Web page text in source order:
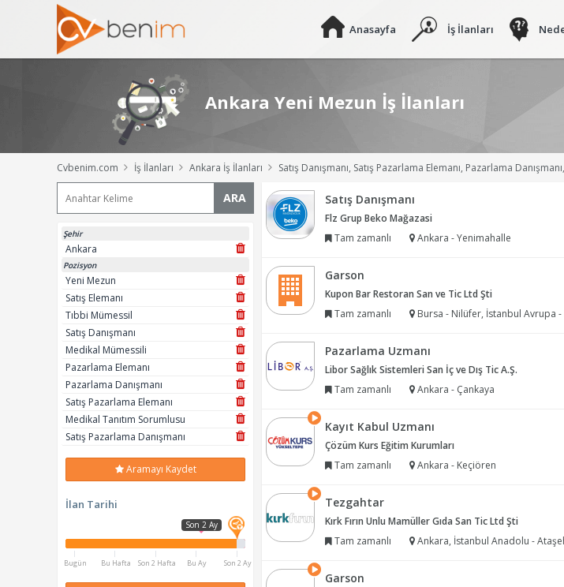
Anasayfa İş İlanları
Ankara Yeni Mezun İş İlanları
Cvbenim.com İş İlanları Ankara İş İlanları Satış Danışmanı, Satış Pazarlama Elemanı, Pazarlama Danışmanı, Yeni Mezun, Satış Pazarlama Danışmanı, Tıbbi Mümessil, Satış
ARA
Şehir
Ankara
Pozisyon
Yeni Mezun
Satış Elemanı
Tıbbi Mümessil
Satış Danışmanı
Medikal Mümessili
Pazarlama Elemanı
Pazarlama Danışmanı
Satış Pazarlama Elemanı
Medikal Tanıtım Sorumlusu
Satış Pazarlama Danışmanı
Aramayı Kaydet
İlan Tarihi
Son 2 Ay
Bugün Bu Hafta Son 2 Hafta Bu Ay Son 2 Ay
Satış Danışmanı
Flz Grup Beko Mağazasi
Tam zamanlı
Ankara - Yenimahalle
Garson
Kupon Bar Restoran San ve Tic Ltd Şti
Tam zamanlı
Bursa - Nilüfer, İstanbul Avrupa
Pazarlama Uzmanı
Libor Sağlık Sistemleri San İç ve Dış Tic A.Ş.
Tam zamanlı
Ankara - Çankaya
Kayıt Kabul Uzmanı
Çözüm Kurs Eğitim Kurumları
Tam zamanlı
Ankara - Keçiören
Tezgahtar
Kırk Fırın Unlu Mamüller Gıda San Tic Ltd Şti
Tam zamanlı
Ankara, İstanbul Anadolu -
Garson